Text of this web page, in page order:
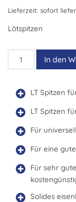
Lieferzeit: sofort
Lötspitzen
HX
In den
LT Spitzen
LT Spitzen
Für
Für eine
Für sehr
Solides